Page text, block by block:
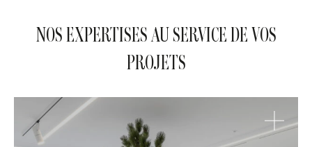
NOS EXPERTISES AU SERVICE DE VOS
PROJETS